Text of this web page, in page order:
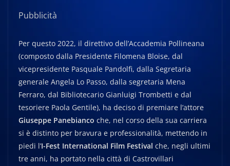
Pubblicità
Per questo 2022, il direttivo dell’Accademia Pollineana
(composto dalla Presidente Filomena Bloise, dal
vicepresidente Pasquale Pandolfi, dalla Segretaria
generale Angela Lo Passo, dalla segretaria Mena
Ferraro, dal Bibliotecario Gianluigi Trombetti e dal
tesoriere Paola Gentile), ha deciso di premiare l’attore
Giuseppe Panebianco che, nel corso della sua carriera
si è distinto per bravura e professionalità, mettendo in
piedi l’I-Fest International Film Festival che, negli ultimi
tre anni, ha portato nella città di Castrovillari